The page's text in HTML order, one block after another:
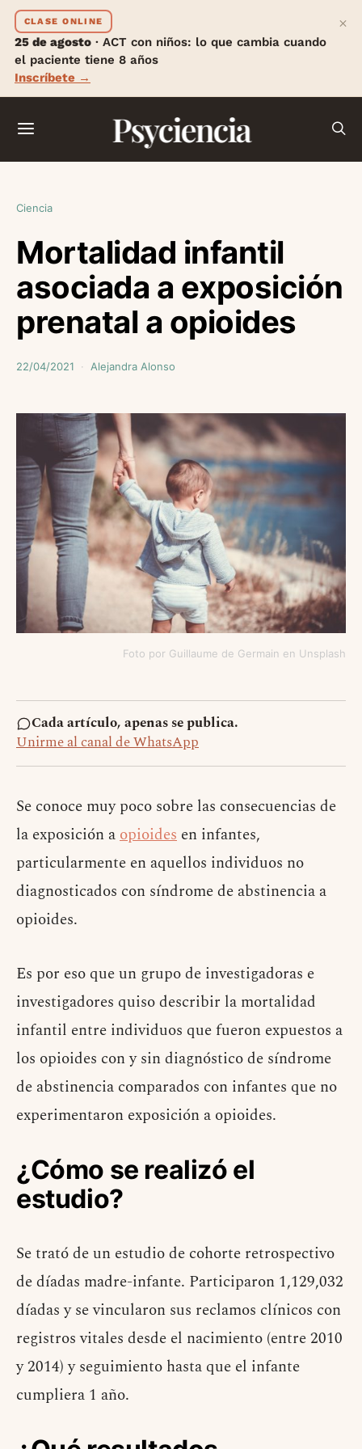
CLASE ONLINE
25 de agosto · ACT con niños: lo que cambia cuando
el paciente tiene 8 años
Inscríbete →
×
Psyciencia
Ciencia
Mortalidad infantil
asociada a exposición
prenatal a opioides
22/04/2021 Alejandra Alonso
Foto por Guillaume de Germain en Unsplash
Cada artículo, apenas se publica.
Unirme al canal de WhatsApp
Se conoce muy poco sobre las consecuencias de
la exposición aopioides en infantes,
particularmente en aquellos individuos no
diagnosticados con síndrome de abstinencia a
opioides.
Es por eso que un grupo de investigadoras e
investigadores quiso describir la mortalidad
infantil entre individuos que fueron expuestos a
los opioides con y sin diagnóstico de síndrome
de abstinencia comparados con infantes que no
experimentaron exposición a opioides.
¿Cómo se realizó el
estudio?
Se trató de un estudio de cohorte retrospectivo
de díadas madre-infante. Participaron 1,129,032
díadas y se vincularon sus reclamos clínicos con
registros vitales desde el nacimiento (entre 2010
y 2014) y seguimiento hasta que el infante
cumpliera 1 año.